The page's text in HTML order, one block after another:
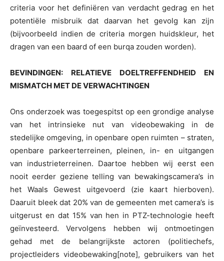
criteria voor het definiëren van verdacht gedrag en het
potentiële misbruik dat daarvan het gevolg kan zijn
(bijvoorbeeld indien de criteria morgen huidskleur, het
dragen van een baard of een burqa zouden worden).
BEVINDINGEN: RELATIEVE DOELTREFFENDHEID EN
MISMATCH MET DE VERWACHTINGEN
Ons onderzoek was toegespitst op een grondige analyse
van het intrinsieke nut van videobewaking in de
stedelijke omgeving, in openbare open ruimten – straten,
openbare parkeerterreinen, pleinen, in- en uitgangen
van industrieterreinen. Daartoe hebben wij eerst een
nooit eerder geziene telling van bewakingscamera’s in
het Waals Gewest uitgevoerd (zie kaart hierboven).
Daaruit bleek dat 20% van de gemeenten met camera’s is
uitgerust en dat 15% van hen in PTZ-technologie heeft
geïnvesteerd. Vervolgens hebben wij ontmoetingen
gehad met de belangrijkste actoren (politiechefs,
projectleiders videobewaking[note], gebruikers van het